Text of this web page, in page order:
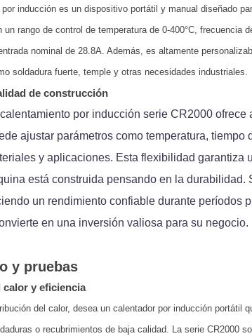
por inducción es un dispositivo portátil y manual diseñado
un rango de control de temperatura de 0-400°C, frecuencia
nominal de 28.8A. Además, es altamente
soldadura fuerte, temple y otras necesidades industriales.
de construcción
por inducción serie CR2000
ajustar parámetros como temperatura,
y aplicaciones. Esta flexibilidad garantiza
está construida pensando en la
un rendimiento confiable durante períodos
en una inversión valiosa para su negocio.
y pruebas
y eficiencia
del calor, desea un calentador por inducción portátil
o recubrimientos de baja calidad. La serie CR2000